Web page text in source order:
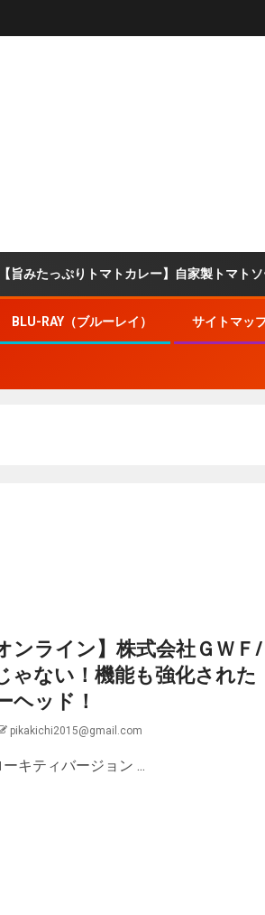
っぷりトマトカレー】自家製トマトソースを
BLU-RAY（ブルーレイ） サイトマッ
ンライン】株式会社ＧＷＦ/
ゃない！機能も強化された
ヘッド！
pikakichi2015@gmail.com
キティバージョン ...